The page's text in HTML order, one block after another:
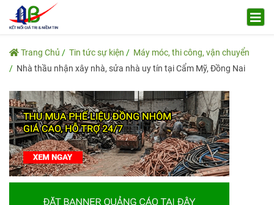
Trang Chủ Tin tức sự kiện
Máy móc, thi công, vận chuyển
Nhà thầu nhận xây nhà, sửa nhà uy tín tại Cẩm Mỹ, Đồng Nai